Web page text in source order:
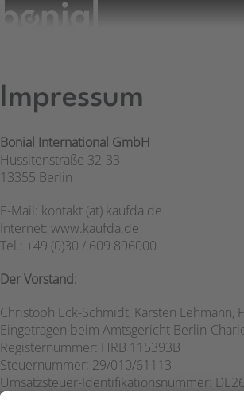
Zum
Impressum
Bonial International GmbH
Hussitenstraße 32-33
13355 Berlin
E-Mail: kontakt (at) kaufda.de
Internet: www.kaufda.de
Tel.: +49 (0)30 / 609 896000
Der Vorstand:
Christoph Eck-Schmidt, Karsten Lehmann,
Eingetragen beim Amtsgericht Berlin-
Registernummer: HRB 115393B
Steuernummer: 29/010/61113
Umsatzsteuer-Identifikationsnummer: